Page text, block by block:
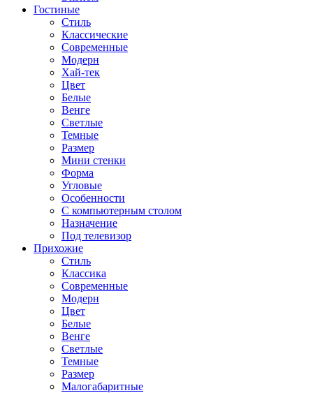
Гостиные
Стиль
Классические
Современные
Модерн
Хай-тек
Цвет
Белые
Венге
Светлые
Темные
Размер
Мини стенки
Форма
Угловые
Особенности
С компьютерным столом
Назначение
Под телевизор
Прихожие
Стиль
Классика
Современные
Модерн
Цвет
Белые
Венге
Светлые
Темные
Размер
Малогабаритные